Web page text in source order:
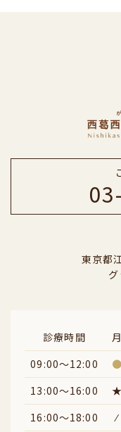
東京都
診療時間 月
09:00～12:00
●
13:00～16:00
★
16:00～18:00
⁄